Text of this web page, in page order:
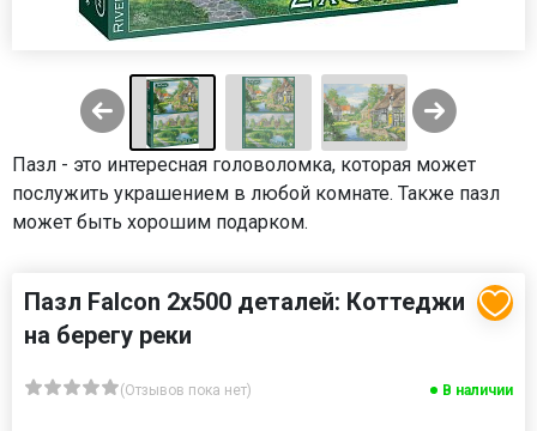
Пазл - это интересная головоломка, которая может
послужить украшением в любой комнате. Также пазл
может быть хорошим подарком.
Пазл Falcon 2х500 деталей: Коттеджи
на берегу реки
(Отзывов пока нет) В наличии